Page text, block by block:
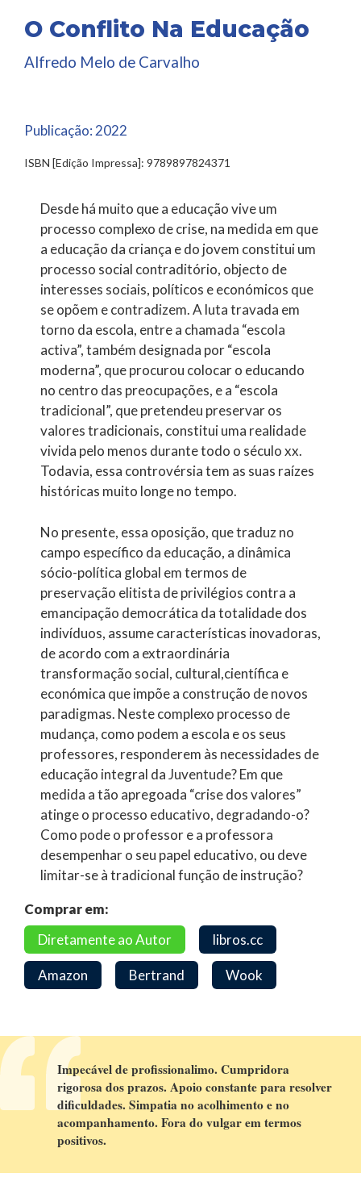
O Conflito Na Educação
Alfredo Melo de Carvalho
Publicação:2022
ISBN [Edição Impressa]: 9789897824371
Desde há muito que a educação vive um
processo complexo de crise, na medida em que
a educação da criança e do jovem constitui um
processo social contraditório, objecto de
interesses sociais, políticos e económicos que
se opõem e contradizem. A luta travada em
torno da escola, entre a chamada “escola
activa”, também designada por “escola
moderna”, que procurou colocar o educando
no centro das preocupações, e a “escola
tradicional”, que pretendeu preservar os
valores tradicionais, constitui uma realidade
vivida pelo menos durante todo o século xx.
Todavia, essa controvérsia tem as suas raízes
históricas muito longe no tempo.
No presente, essa oposição, que traduz no
campo específico da educação, a dinâmica
sócio-política global em termos de
preservação elitista de privilégios contra a
emancipação democrática da totalidade dos
indivíduos, assume características inovadoras,
de acordo com a extraordinária
transformação social, cultural,científica e
económica que impõe a construção de novos
paradigmas. Neste complexo processo de
mudança, como podem a escola e os seus
professores, responderem às necessidades de
educação integral da Juventude? Em que
medida a tão apregoada “crise dos valores”
atinge o processo educativo, degradando-o?
Como pode o professor e a professora
desempenhar o seu papel educativo, ou deve
limitar-se à tradicional função de instrução?
Comprar em:
Diretamente ao Autor
libros.cc
Amazon Bertrand Wook
Impecável de profissionalimo. Cumpridora
rigorosa dos prazos. Apoio constante para resolver
dificuldades. Simpatia no acolhimento e no
acompanhamento. Fora do vulgar em termos
positivos.